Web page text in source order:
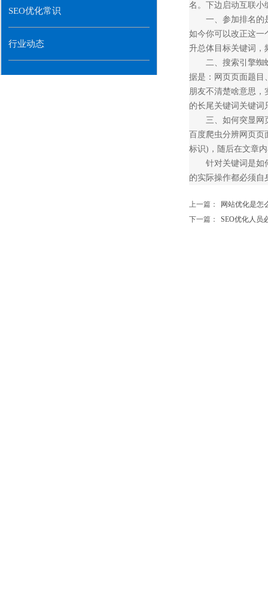
名。下边启动互联小
一、参加排名的
如今你可以改正这一
升总体目标关键词，
二、搜索引擎蜘
据是：网页页面题目
朋友不清楚啥意思
的长尾关键词关键
三、如何突显网
百度爬虫分辨网页
标识)，随后在文章
针对关键词是如
的实际操作都必须自
上一篇：
网站优化是怎
下一篇：
SEO优化人员
SEO优化常识
行业动态